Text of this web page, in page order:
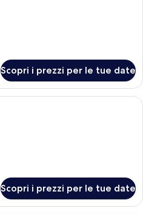
Scopri i prezzi per le tue date
Una camera d'albergo moderna
Scopri i prezzi per le tue date